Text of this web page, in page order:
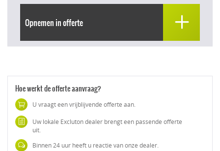
Opnemen in offerte
Hoe werkt de offerte aanvraag?
U vraagt een vrijblijvende offerte aan.
Uw lokale Excluton dealer brengt een passende offerte
uit.
Binnen 24 uur heeft u reactie van onze dealer.